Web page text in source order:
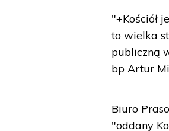
"+Kościół
to wielka
publiczną
bp Artur
Biuro
"oddany